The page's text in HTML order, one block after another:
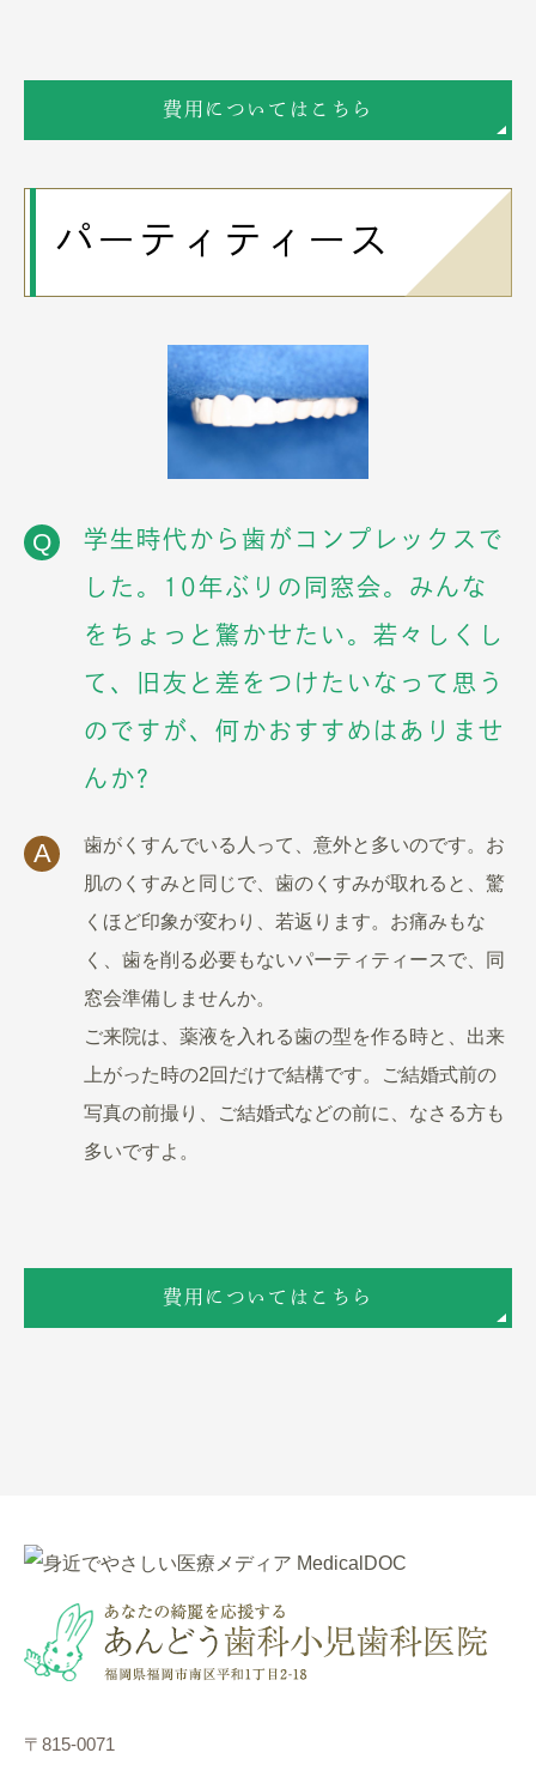
費用についてはこちら
パーティティース
Q
学生時代から歯がコンプレックスで
した。10年ぶりの同窓会。みんな
をちょっと驚かせたい。若々しくし
て、旧友と差をつけたいなって思う
のですが、何かおすすめはありませ
んか?
A
歯がくすんでいる人って、意外と多いのです。お
肌のくすみと同じで、歯のくすみが取れると、驚
くほど印象が変わり、若返ります。お痛みもな
く、歯を削る必要もないパーティティースで、同
窓会準備しませんか。
ご来院は、薬液を入れる歯の型を作る時と、出来
上がった時の2回だけで結構です。ご結婚式前の
写真の前撮り、ご結婚式などの前に、なさる方も
多いですよ。
費用についてはこちら
〒815-0071